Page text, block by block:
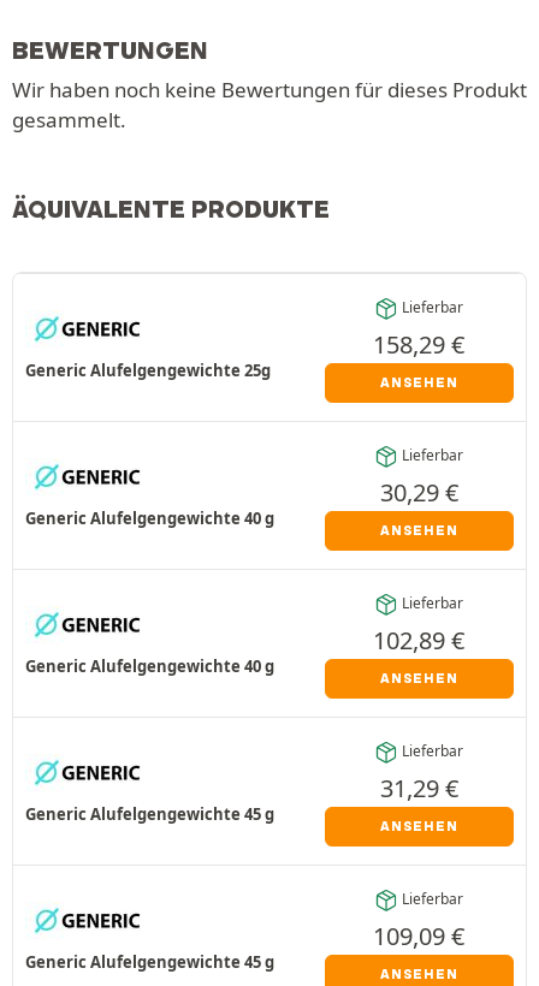
BEWERTUNGEN
Wir haben noch keine Bewertungen für dieses Produkt
gesammelt.
ÄQUIVALENTE PRODUKTE
Generic Alufelgengewichte 25g
Lieferbar
158,29€
ANSEHEN
Generic Alufelgengewichte 40 g
Lieferbar
30,29€
ANSEHEN
Generic Alufelgengewichte 40 g
Lieferbar
102,89€
ANSEHEN
Generic Alufelgengewichte 45 g
Lieferbar
31,29€
ANSEHEN
Generic Alufelgengewichte 45 g
Lieferbar
109,09€
ANSEHEN